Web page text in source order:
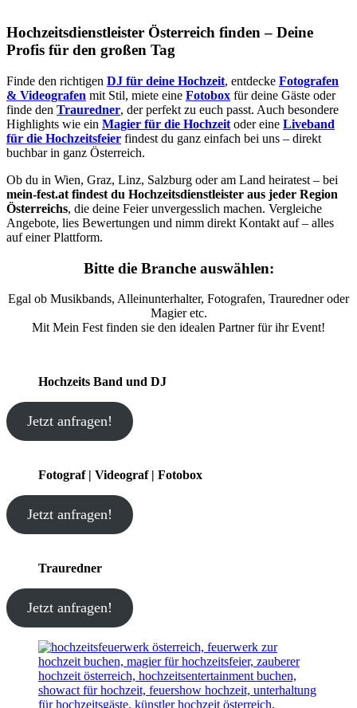
Hochzeitsdienstleister Österreich finden – Deine
Profis für den großen Tag
Finde den richtigen DJ für deine Hochzeit, entdecke Fotografen
& Videografen mit Stil, miete eine Fotobox für deine Gäste oder
finde den Trauredner, der perfekt zu euch passt. Auch besondere
Highlights wie ein Magier für die Hochzeit oder eine Liveband
für die Hochzeitsfeier findest du ganz einfach bei uns – direkt
buchbar in ganz Österreich.
Ob du in Wien, Graz, Linz, Salzburg oder am Land heiratest – bei
mein-fest.at findest du Hochzeitsdienstleister aus jeder Region
Österreichs, die deine Feier unvergesslich machen. Vergleiche
Angebote, lies Bewertungen und nimm direkt Kontakt auf – alles
auf einer Plattform.
Bitte die Branche auswählen:
Egal ob Musikbands, Alleinunterhalter, Fotografen, Trauredner oder
Magier etc.
Mit Mein Fest finden sie den idealen Partner für ihr Event!
Hochzeits Band und DJ
Jetzt anfragen!
Fotograf | Videograf | Fotobox
Jetzt anfragen!
Trauredner
Jetzt anfragen!